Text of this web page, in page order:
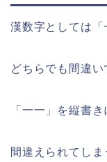
漢数字としては「
どちらでも間違い
「一一」を縦書
間違えられてしま